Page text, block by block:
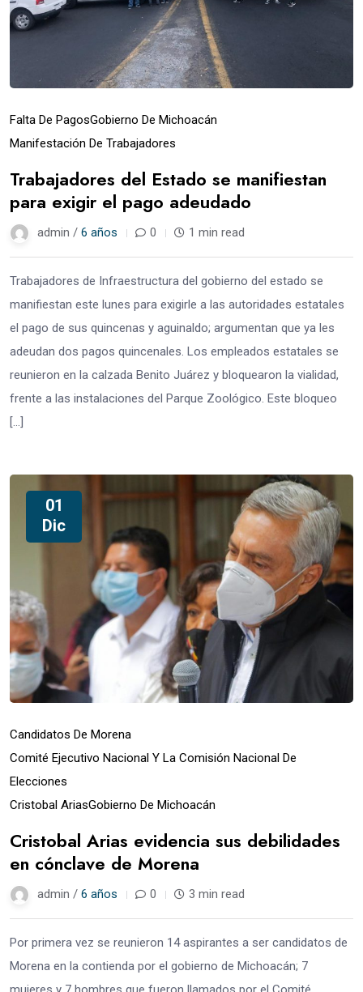
Falta De PagosGobierno De Michoacán
Manifestación De Trabajadores
Trabajadores del Estado se manifiestan
para exigir el pago adeudado
admin / 6 años 0 1 min read
Trabajadores de Infraestructura del gobierno del estado se
manifiestan este lunes para exigirle a las autoridades estatales
el pago de sus quincenas y aguinaldo; argumentan que ya les
adeudan dos pagos quincenales. Los empleados estatales se
reunieron en la calzada Benito Juárez y bloquearon la vialidad,
frente a las instalaciones del Parque Zoológico. Este bloqueo
[…]
01
Dic
Candidatos De Morena
Comité Ejecutivo Nacional Y La Comisión Nacional De
Elecciones
Cristobal AriasGobierno De Michoacán
Cristobal Arias evidencia sus debilidades
en cónclave de Morena
admin / 6 años 0 3 min read
Por primera vez se reunieron 14 aspirantes a ser candidatos de
Morena en la contienda por el gobierno de Michoacán; 7